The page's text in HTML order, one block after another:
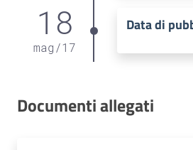
18
mag /17
Data di
Documenti allegati